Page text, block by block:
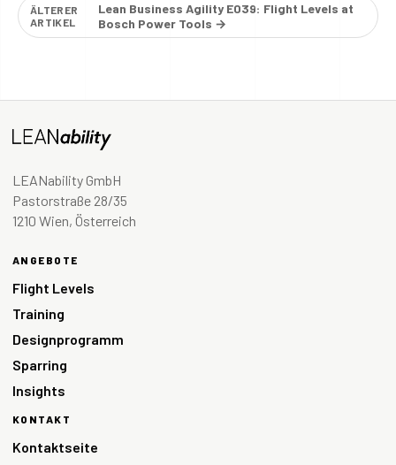
ÄLTERER
ARTIKEL
Lean Business Agility E039: Flight Levels at
Bosch Power Tools →
LEANability GmbH
Pastorstraße 28/35
1210 Wien, Österreich
ANGEBOTE
Flight Levels
Training
Designprogramm
Sparring
Insights
KONTAKT
Kontaktseite